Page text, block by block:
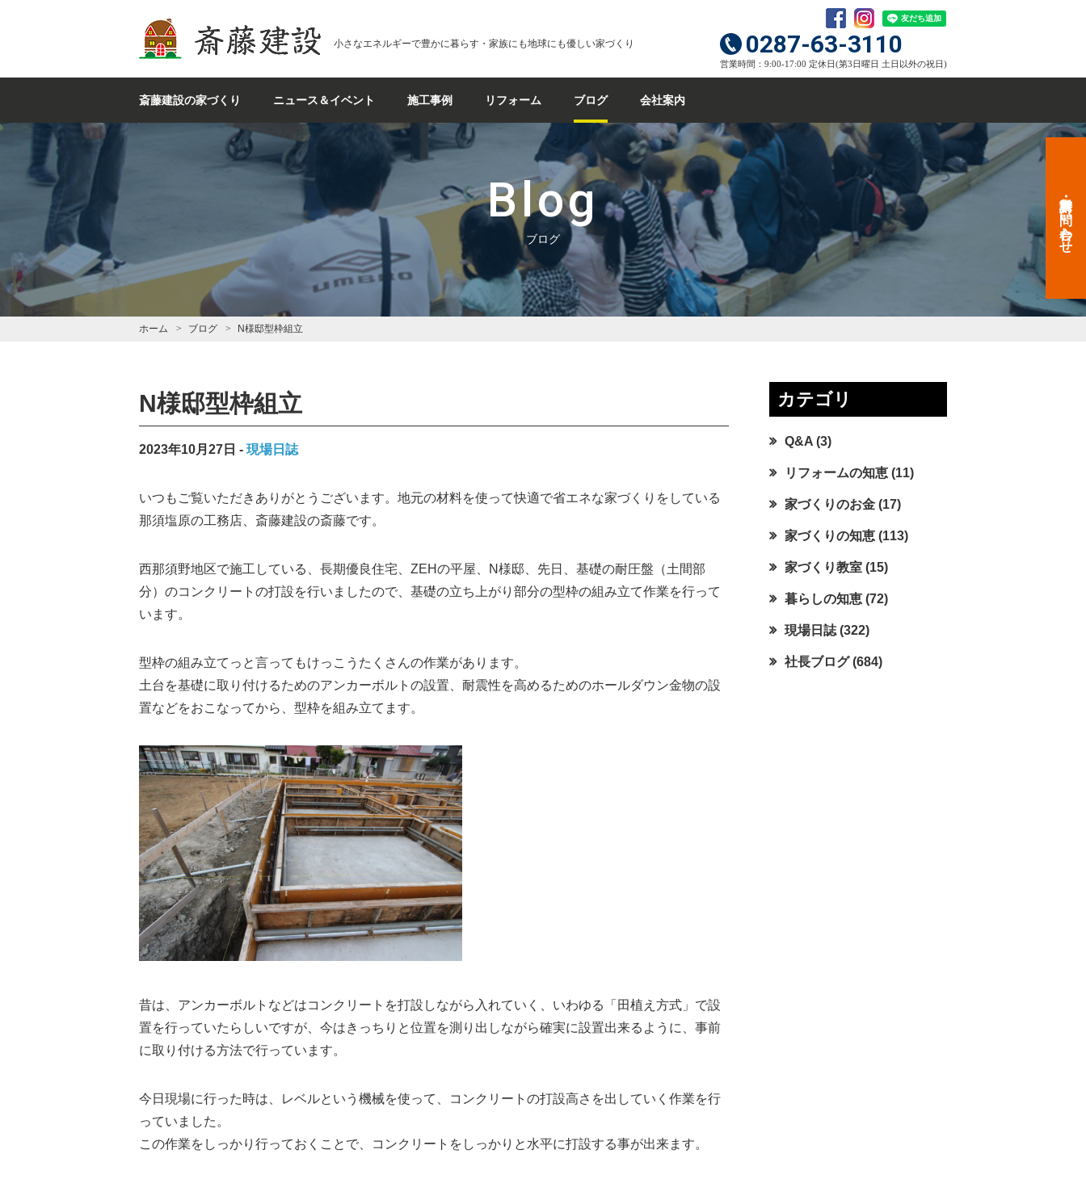
斎藤建設 小さなエネルギーで豊かに暮らす・家族にも地球にも優しい家づくり 0287-63-3110
営業時間：9:00-17:00 定休日(第3日曜日 土日以外の祝日)
斎藤建設の家づくり ニュース＆イベント 施工事例 リフォーム ブログ 会社案内
Blog
ブログ 資料請求・お問い合わせ
ホーム ブログ N様邸型枠組立
N様邸型枠組立
2023年10月27日 現場日誌
いつもご覧いただきありがとうございます。地元の材料を使って快適で省エネな家づくりをしている
那須塩原の工務店、斎藤建設の斎藤です。
西那須野地区で施工している、長期優良住宅、ZEHの平屋、N様邸、先日、基礎の耐圧盤（土間部
分）のコンクリートの打設を行いましたので、基礎の立ち上がり部分の型枠の組み立て作業を行って
います。
型枠の組み立てっと言ってもけっこうたくさんの作業があります。
土台を基礎に取り付けるためのアンカーボルトの設置、耐震性を高めるためのホールダウン金物の設
置などをおこなってから、型枠を組み立てます。
昔は、アンカーボルトなどはコンクリートを打設しながら入れていく、いわゆる「田植え方式」で設
置を行っていたらしいですが、今はきっちりと位置を測り出しながら確実に設置出来るように、事前
に取り付ける方法で行っています。
今日現場に行った時は、レベルという機械を使って、コンクリートの打設高さを出していく作業を行
っていました。
この作業をしっかり行っておくことで、コンクリートをしっかりと水平に打設する事が出来ます。
カテゴリ
Q&A (3)
リフォームの知恵 (11)
家づくりのお金 (17)
家づくりの知恵 (113)
家づくり教室 (15)
暮らしの知恵 (72)
現場日誌 (322)
社長ブログ(684)